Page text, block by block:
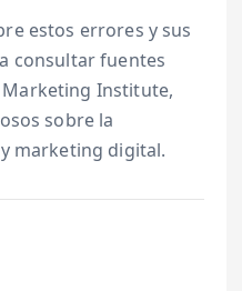
estos errores y sus
consultar fuentes
Institute,
sobre la
marketing digital.